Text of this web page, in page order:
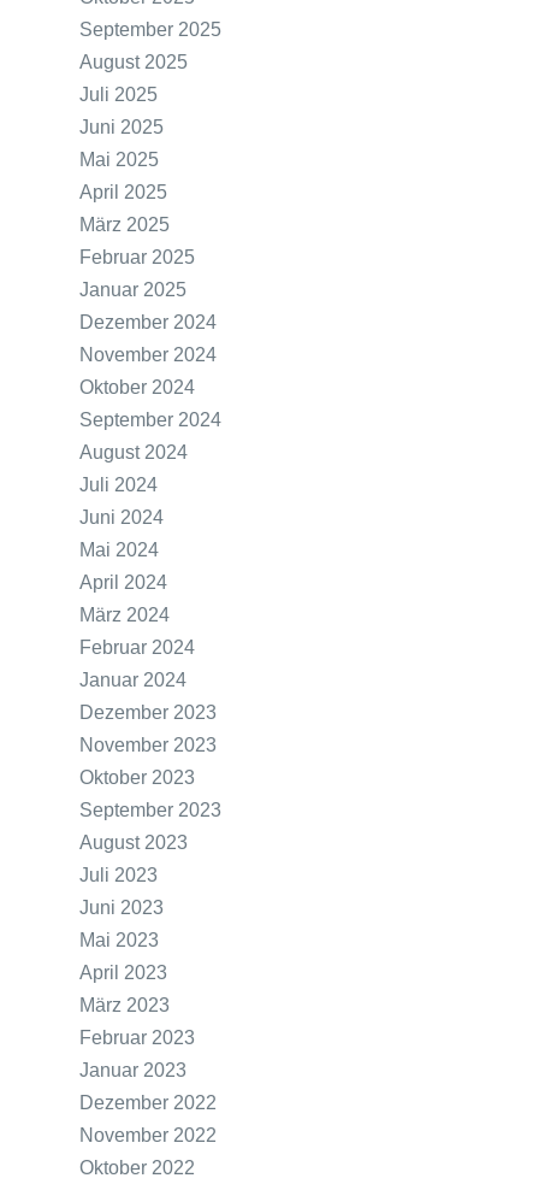
September 2025
August 2025
Juli 2025
Juni 2025
Mai 2025
April 2025
März 2025
Februar 2025
Januar 2025
Dezember 2024
November 2024
Oktober 2024
September 2024
August 2024
Juli 2024
Juni 2024
Mai 2024
April 2024
März 2024
Februar 2024
Januar 2024
Dezember 2023
November 2023
Oktober 2023
September 2023
August 2023
Juli 2023
Juni 2023
Mai 2023
April 2023
März 2023
Februar 2023
Januar 2023
Dezember 2022
November 2022
Oktober 2022